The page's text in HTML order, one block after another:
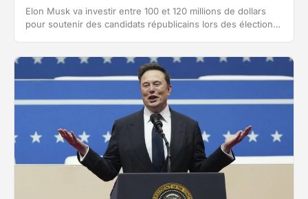
Elon Musk va investir entre 100 et 120 millions de dollars
pour soutenir des candidats républicains lors des élections